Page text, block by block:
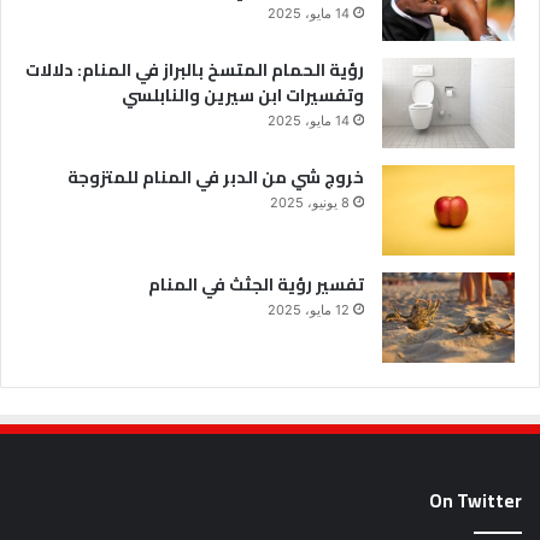
14 مايو، 2025
رؤية الحمام المتسخ بالبراز في المنام: دلالات
وتفسيرات ابن سيرين والنابلسي
14 مايو، 2025
خروج شي من الدبر في المنام للمتزوجة
8 يونيو، 2025
تفسير رؤية الجثث في المنام
12 مايو، 2025
On Twitter